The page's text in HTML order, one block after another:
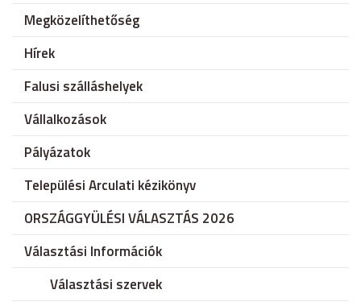
Megközelíthetőség
Hírek
Falusi szálláshelyek
Vállalkozások
Pályázatok
Települési Arculati kézikönyv
ORSZÁGGYÜLÉSI VÁLASZTÁS 2026
Választási Információk
Választási szervek